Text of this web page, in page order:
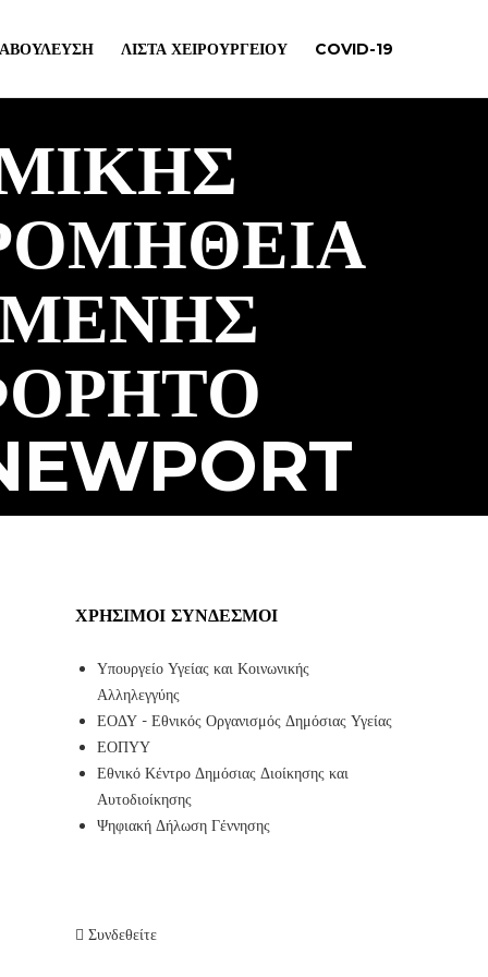
ΛΊΣΤΑ ΧΕΙΡΟΥΡΓΕΊΟΥ COVID-19
ΧΡΉΣΙΜΟΙ ΣΎΝΔΕΣΜΟΙ
Υπουργείο Υγείας και Κοινωνικής
Αλληλεγγύης
ΕΟΔΥ - Εθνικός Οργανισμός Δημόσιας Υγείας
ΕΟΠΥΥ
Εθνικό Κέντρο Δημόσιας Διοίκησης και
Αυτοδιοίκησης
Ψηφιακή Δήλωση Γέννησης
Συνδεθείτε